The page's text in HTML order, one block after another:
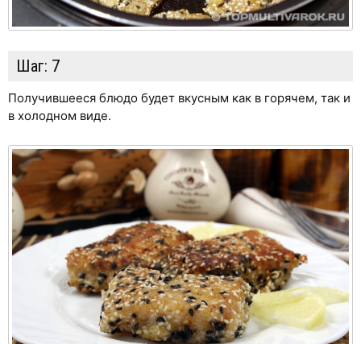
Шаг: 7
Получившееся блюдо будет вкусным как в горячем, так и
в холодном виде.